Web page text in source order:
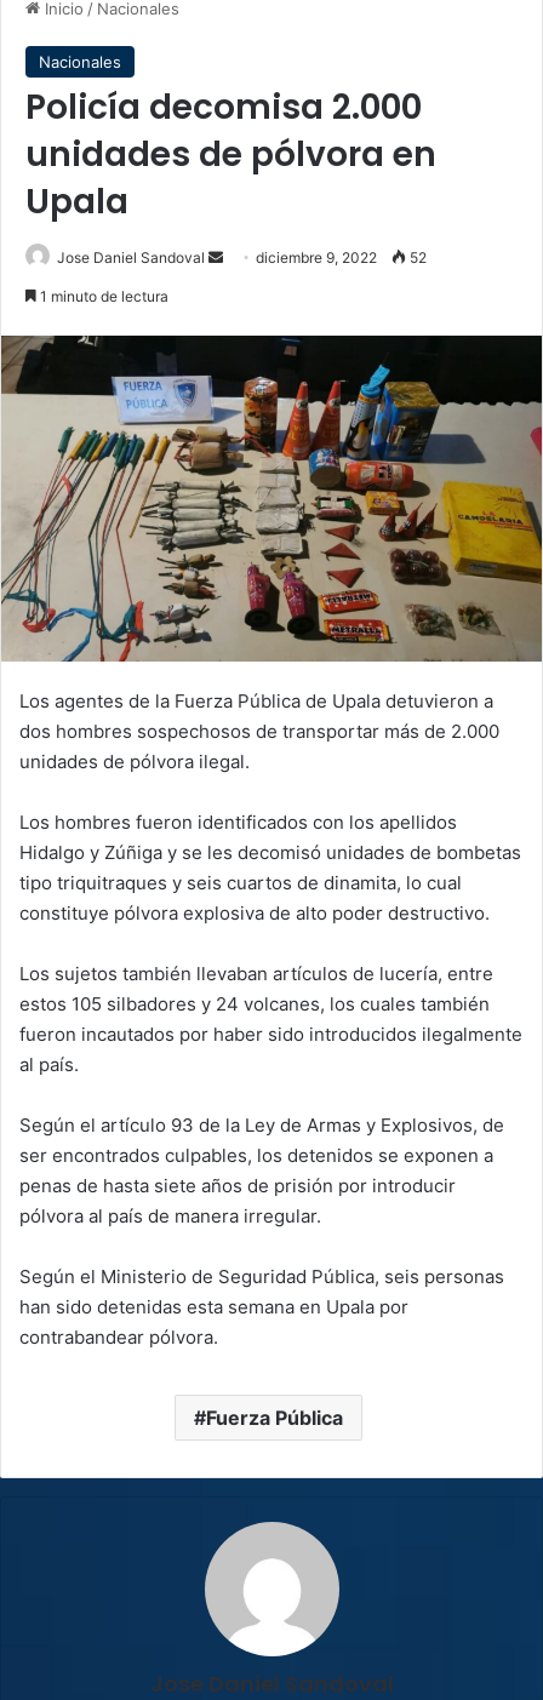
Inicio / Nacionales
Nacionales
Policía decomisa 2.000
unidades de pólvora en
Upala
Jose Daniel Sandoval
Senddiciembre 9, 2022 52
1 minuto de lectura
Los agentes de la Fuerza Pública de Upala detuvieron a
dos hombres sospechosos de transportar más de 2.000
unidades de pólvora ilegal.
Los hombres fueron identificados con los apellidos
Hidalgo y Zúñiga y se les decomisó unidades de bombetas
tipo triquitraques y seis cuartos de dinamita, lo cual
constituye pólvora explosiva de alto poder destructivo.
Los sujetos también llevaban artículos de lucería, entre
estos 105 silbadores y 24 volcanes, los cuales también
fueron incautados por haber sido introducidos ilegalmente
al país.
Según el artículo 93 de la Ley de Armas y Explosivos, de
ser encontrados culpables, los detenidos se exponen a
penas de hasta siete años de prisión por introducir
pólvora al país de manera irregular.
Según el Ministerio de Seguridad Pública, seis personas
han sido detenidas esta semana en Upala por
contrabandear pólvora.
Fuerza Pública
Jose Daniel Sandoval